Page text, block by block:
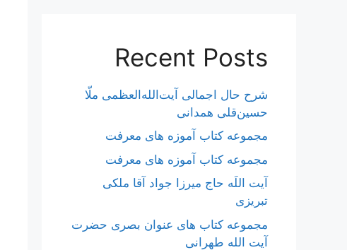
Recent Posts
شرح حال اجمالی آیت‌الله‌العظمی ملّا
حسین‌قلی همدانی
مجموعه کتاب آموزه های معرفت
مجموعه کتاب آموزه های معرفت
آیت اللَه حاج میرزا جواد آقا ملکی
تبریزی
مجموعه کتاب های عنوان بصری حضرت
آیت الله طهرانی